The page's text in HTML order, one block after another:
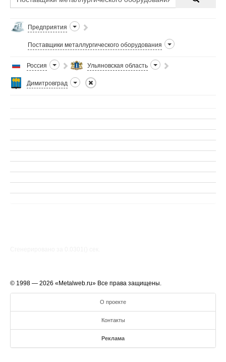
Предприятия
Поставщики металлургического оборудования
Россия Ульяновская область
Димитровград
© 1998 — 2026 «Metalweb.ru» Все права защищены.
О проекте
Контакты
Реклама